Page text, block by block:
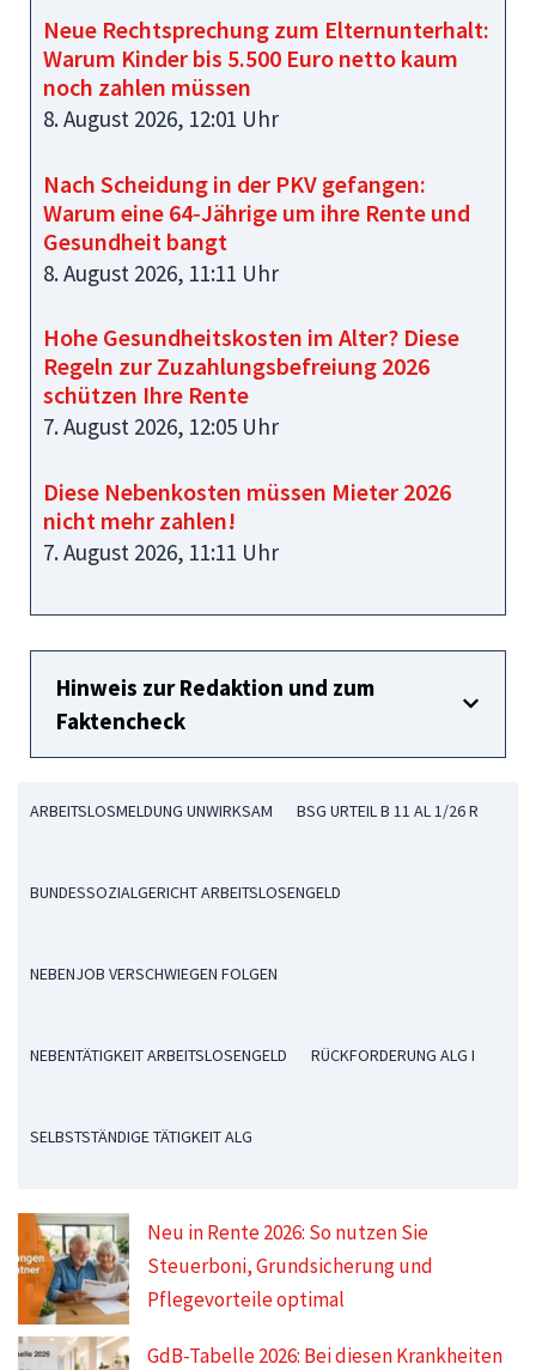
Neue Rechtsprechung zum Elternunterhalt:
Warum Kinder bis 5.500 Euro netto kaum
noch zahlen müssen
8. August 2026, 12:01 Uhr
Nach Scheidung in der PKV gefangen:
Warum eine 64‑Jährige um ihre Rente und
Gesundheit bangt
8. August 2026, 11:11 Uhr
Hohe Gesundheitskosten im Alter? Diese
Regeln zur Zuzahlungsbefreiung 2026
schützen Ihre Rente
7. August 2026, 12:05 Uhr
Diese Nebenkosten müssen Mieter 2026
nicht mehr zahlen!
7. August 2026, 11:11 Uhr
Hinweis zur Redaktion und zum
Faktencheck
ARBEITSLOSMELDUNG UNWIRKSAM BSG URTEIL B 11 AL 1/26 R
BUNDESSOZIALGERICHT ARBEITSLOSENGELD
NEBENJOB VERSCHWIEGEN FOLGEN
NEBENTÄTIGKEIT ARBEITSLOSENGELD RÜCKFORDERUNG ALG I
SELBSTSTÄNDIGE TÄTIGKEIT ALG
Neu in Rente 2026: So nutzen Sie
Steuerboni, Grundsicherung und
Pflegevorteile optimal
GdB-Tabelle 2026: Bei diesen Krankheiten